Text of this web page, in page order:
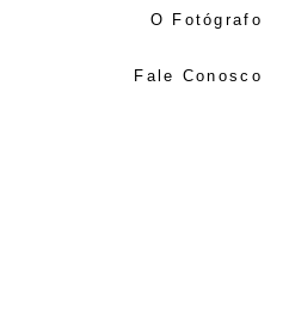
O Fotógrafo
Fale Conosco